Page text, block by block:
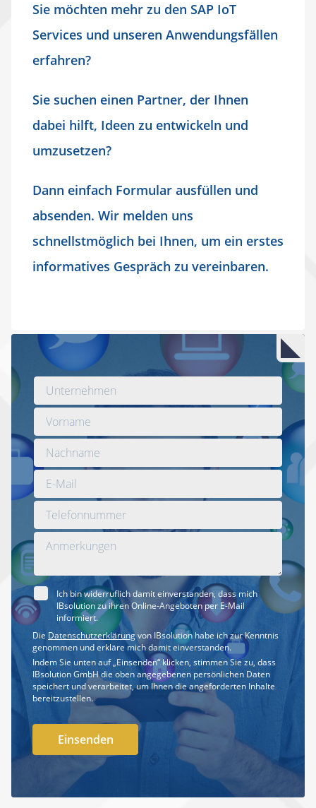
Sie möchten mehr zu den SAP IoT
Services und unseren Anwendungsfällen
erfahren?
Sie suchen einen Partner, der Ihnen
dabei hilft, Ideen zu entwickeln und
umzusetzen?
Dann einfach Formular ausfüllen und
absenden. Wir melden uns
schnellstmöglich bei Ihnen, um ein erstes
informatives Gespräch zu vereinbaren.
Ich bin widerruflich damit einverstanden, dass mich
IBsolution zu ihren Online-Angeboten per E-Mail
informiert.
Die Datenschutzerklärungvon IBsolution habe ich zur Kenntnis
genommen und erkläre mich damit einverstanden.
Indem Sie unten auf „Einsenden“ klicken, stimmen Sie zu, dass
IBsolution GmbH die oben angegebenen persönlichen Daten
speichert und verarbeitet, um Ihnen die angeforderten Inhalte
bereitzustellen.